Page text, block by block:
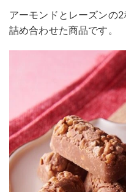
アーモンドとレーズンの
詰め合わせた商品です。